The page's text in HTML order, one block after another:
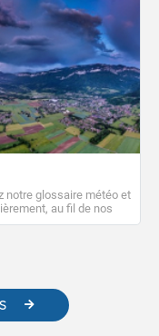
notre glossaire météo et
au fil de nos
liens utiles vers nos